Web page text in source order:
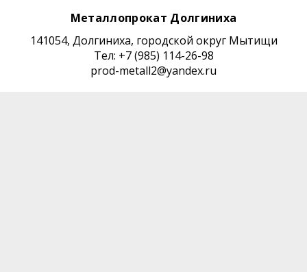
Металлопрокат Долгиниха
141054, Долгиниха, городской округ Мытищи
Тел: +7 (985) 114-26-98
prod-metall2@yandex.ru